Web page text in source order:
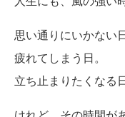
思い通りにいかない
疲れてしまう日。
立ち止まりたくなる